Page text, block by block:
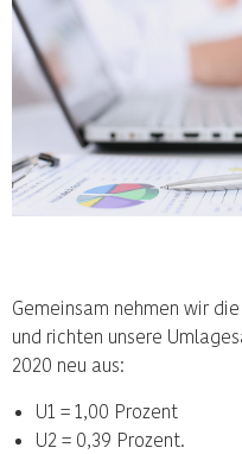
Gemeinsam nehmen wir
und richten unsere
2020 neu aus:
U1 = 1,00 Prozent
U2 = 0,39 Prozent.